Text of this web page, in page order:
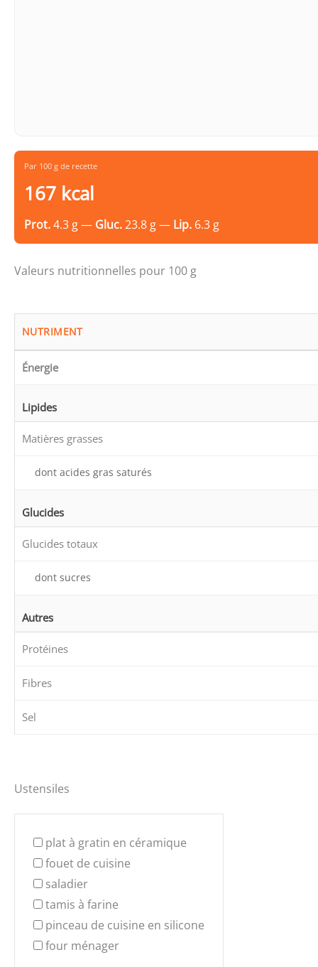
Par 100 g de recette
167 kcal
Prot.4.3 g — Gluc.23.8 g — Lip. 6.3 g
Valeurs nutritionnelles pour 100 g
NUTRIMENT
Énergie
Lipides
Matières grasses
dont acides gras saturés
Glucides
Glucides totaux
dont sucres
Autres
Protéines
Fibres
Sel
Ustensiles
plat à gratin en céramique
fouet de cuisine
saladier
tamis à farine
pinceau de cuisine en silicone
four ménager